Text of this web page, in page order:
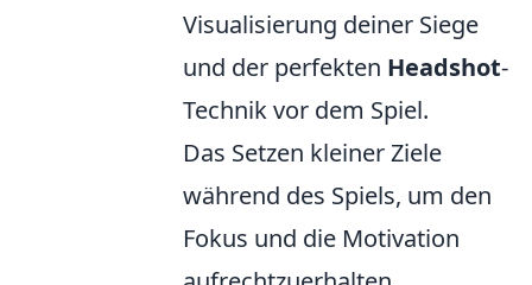
Visualisierung deiner Siege
und der perfekten Headshot-
Technik vor dem Spiel.
Das Setzen kleiner Ziele
während des Spiels, um den
Fokus und die Motivation